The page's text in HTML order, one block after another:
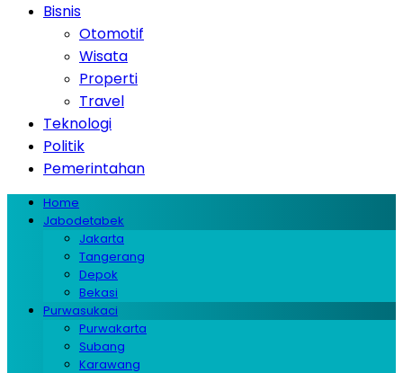
Bisnis
Otomotif
Wisata
Properti
Travel
Teknologi
Politik
Pemerintahan
Home
Jabodetabek
Jakarta
Tangerang
Depok
Bekasi
Purwasukaci
Purwakarta
Subang
Karawang